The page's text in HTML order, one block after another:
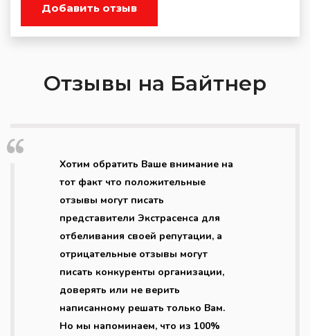
Добавить отзыв
Отзывы на Байтнер
Хотим обратить Ваше внимание на
тот факт что положительные
отзывы могут писать
представители Экстрасенса для
отбеливания своей репутации, а
отрицательные отзывы могут
писать конкуренты организации,
доверять или не верить
написанному решать только Вам.
Но мы напоминаем, что из 100%